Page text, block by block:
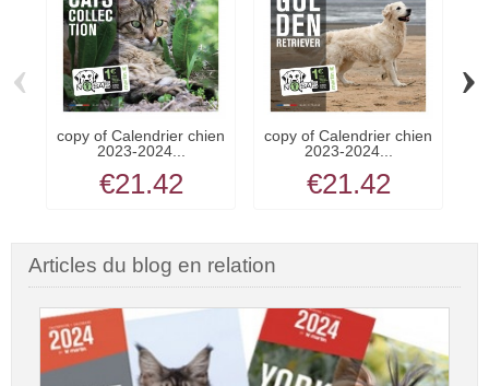
copy of Calendrier chien
2023-2024...
€21.42
copy of Calendrier chien
2023-2024...
€21.42
‹ ›
Articles du blog en relation